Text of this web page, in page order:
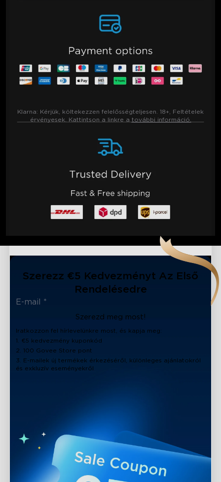
Klarna: Kérjük, költekezzen felelősségteljesen. 18+, Feltételek
érvényesek. Kattintson a linkre a további információ.
Szerezz €5 Kedvezményt Az Első
Rendelésedre
Szerezd meg most!
Iratkozzon fel hírlevelünkre most, és kapja meg:
1. €5 kedvezmény kuponkód
2. 100 Govee Store pont
3. E-mailek új termékek érkezéséről, különleges ajánlatokról
és exkluzív eseményekről